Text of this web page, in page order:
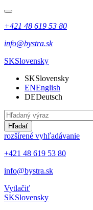
+421 48 619 53 80
info@bystra.sk
SKSlovensky
SKSlovensky
ENEnglish
DEDeutsch
Hľadať
rozšírené vyhľadávanie
+421 48 619 53 80
info@bystra.sk
Vytlačiť
SKSlovensky